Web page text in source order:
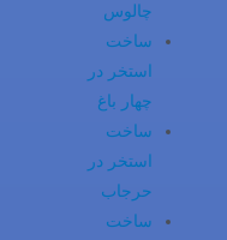
چالوس
ساخت
استخر در
چهار باغ
ساخت
استخر در
حرجاب
ساخت